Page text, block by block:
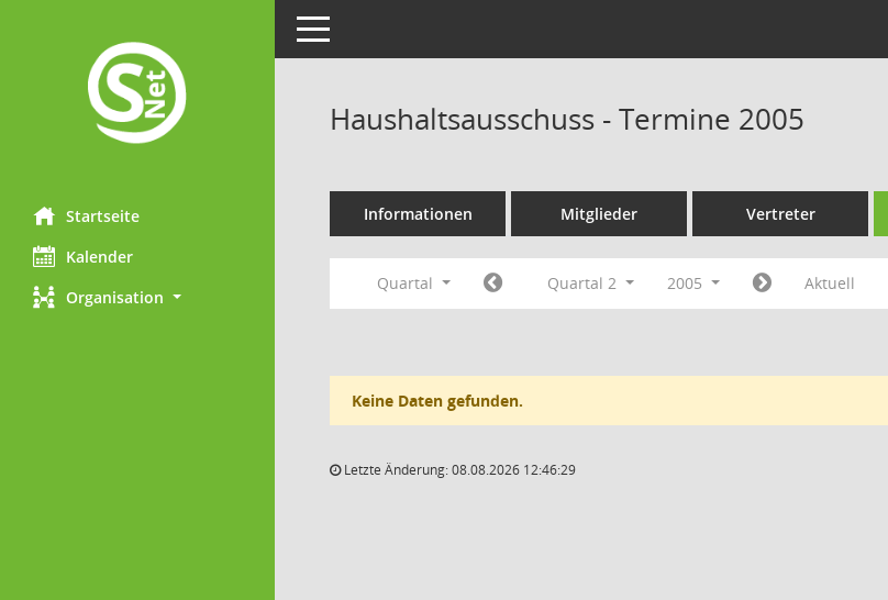
Startseite
Kalender
Organisation
Toggle navigation
Haushaltsausschuss - Termine 2005
Informationen Mitglieder Vertreter
Quartal Quartal 2 2005 Aktuell
Keine Daten gefunden.
Letzte Änderung: 08.08.2026 12:46:29